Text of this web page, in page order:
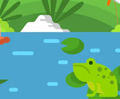
1 миллиона
Spaces
ИИ-помощник
Генератор
изображений ИИ
Генератор видео
Генератор голоса
на основе ИИ